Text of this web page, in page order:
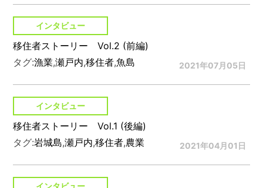
インタビュー
移住者ストーリー Vol.2 (前編)
タグ:漁業,瀬戸内,移住者,魚島 2021年07月05日
インタビュー
移住者ストーリー Vol.1 (後編)
タグ:岩城島,瀬戸内,移住者,農業 2021年04月01日